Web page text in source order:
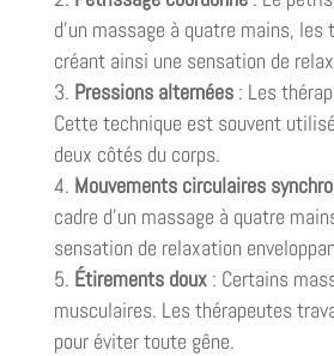
d’un massage à quatre mains,
créant ainsi une sensation de
Pressions alternées: Les
Cette technique est souvent
deux côtés du corps.
Mouvements circulaires
cadre d’un massage à quatre
sensation de relaxation
Étirements doux: Certains
musculaires. Les thérapeutes
pour éviter toute gêne.